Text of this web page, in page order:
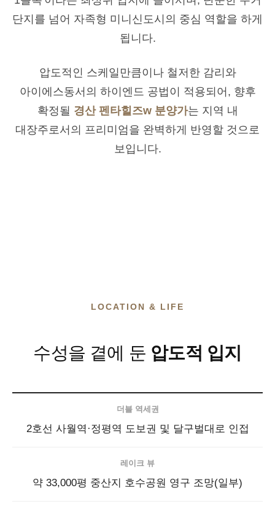
단지를 넘어 자족형 미니신도시의 중심 역할을 하게
됩니다.
압도적인 스케일만큼이나 철저한 감리와
아이에스동서의 하이엔드 공법이 적용되어, 향후
확정될 경산 펜타힐즈w 분양가는 지역 내
대장주로서의 프리미엄을 완벽하게 반영할 것으로
보입니다.
LOCATION & LIFE
수성을 곁에 둔 압도적 입지
더블 역세권
2호선 사월역·정평역 도보권 및 달구벌대로 인접
레이크 뷰
약 33,000평 중산지 호수공원 영구 조망(일부)